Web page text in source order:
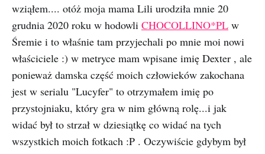
wziąłem.... otóż moja mama Lili urodziła mnie 20
grudnia 2020 roku w hodowli CHOCOLLINO*PL w
Śremie i to właśnie tam przyjechali po mnie moi nowi
właściciele :) w metryce mam wpisane imię Dexter , ale
ponieważ damska część moich człowieków zakochana
jest w serialu "Lucyfer" to otrzymałem imię po
przystojniaku, który gra w nim główną rolę...i jak
widać był to strzał w dziesiątkę co widać na tych
wszystkich moich fotkach :P . Oczywiście gdybym był